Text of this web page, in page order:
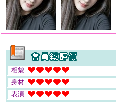
相貌
身材
表演